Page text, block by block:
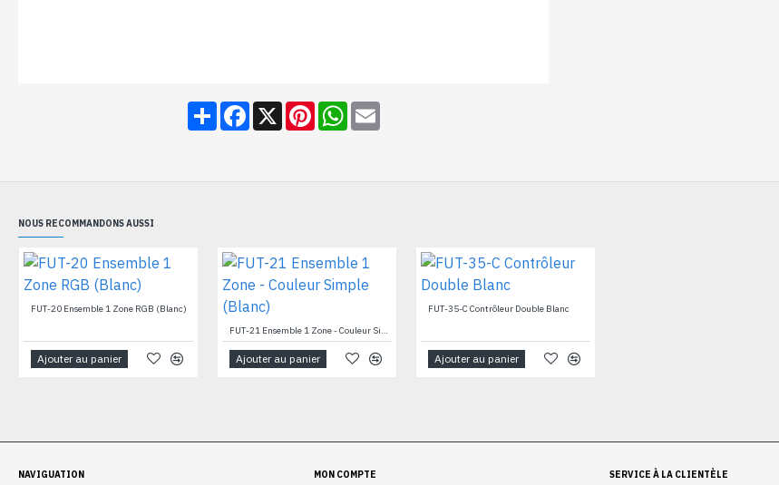
ShareFacebook
X PinterestWhatsApp
Email
NOUS RECOMMANDONS AUSSI
FUT-20 Ensemble 1 Zone RGB (Blanc)
Ajouter au panier
FUT-21 Ensemble 1 Zone - Couleur Simple (Blanc)
Ajouter au panier
FUT-35-C Contrôleur Double Blanc
Ajouter au panier
NAVIGUATION MON COMPTE SERVICE À LA CLIENTÈLE